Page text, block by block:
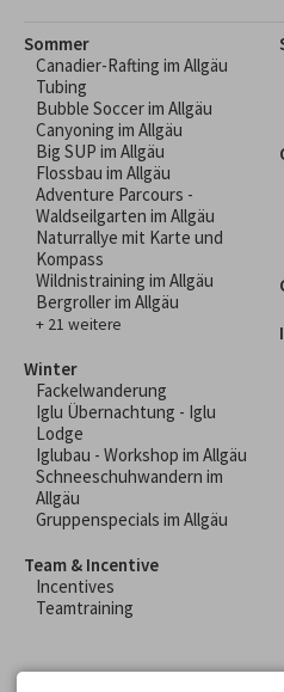
Sommer
Canadier-Rafting im Allgäu
Tubing
Bubble Soccer im Allgäu
Canyoning im Allgäu
Big SUP im Allgäu
Flossbau im Allgäu
Adventure Parcours -
Waldseilgarten im Allgäu
Naturrallye mit Karte und
Kompass
Wildnistraining im Allgäu
Bergroller im Allgäu
+ 21 weitere
Winter
Fackelwanderung
Iglu Übernachtung - Iglu
Lodge
Iglubau - Workshop im Allgäu
Schneeschuhwandern im
Allgäu
Gruppenspecials im Allgäu
Team & Incentive
Incentives
Teamtraining